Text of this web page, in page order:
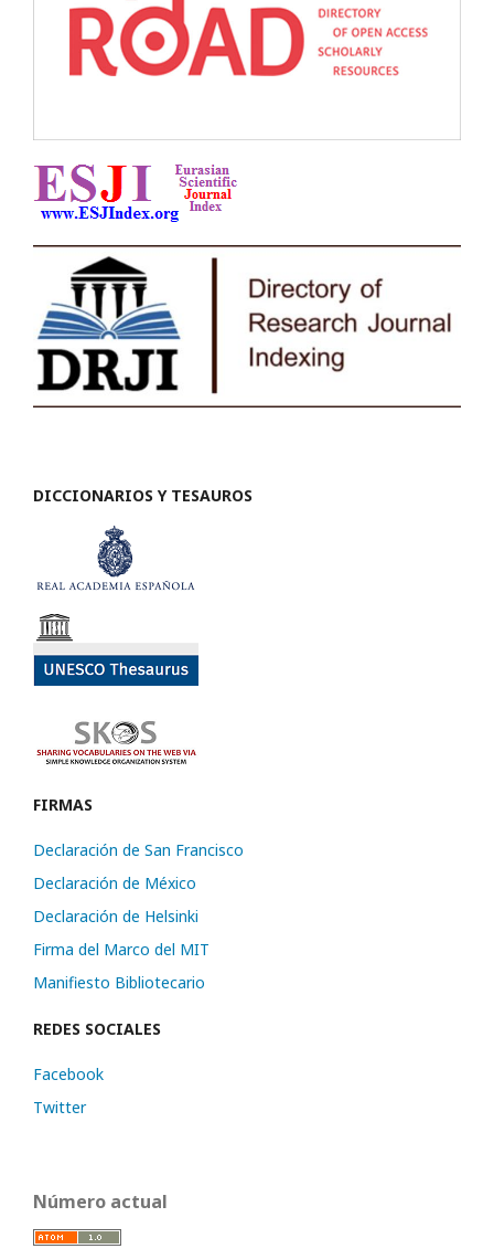
DICCIONARIOS Y TESAUROS
FIRMAS
Declaración de San Francisco
Declaración de México
Declaración de Helsinki
Firma del Marco del MIT
Manifiesto Bibliotecario
REDES SOCIALES
Facebook
Twitter
Número actual